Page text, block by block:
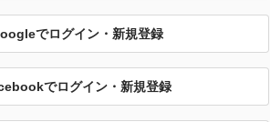
でログイン・新規登録
でログイン・新規登録